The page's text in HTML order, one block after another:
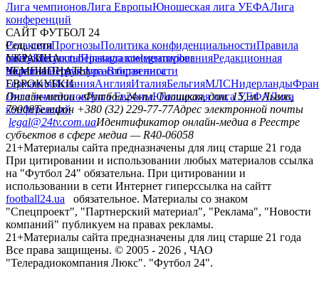
Лига чемпионовЛига ЕвропыЮношеская лига УЕФАЛига
конференций
САЙТ ФУТБОЛ 24
РедакцияПрогнозыПолитика конфиденциальностиПравила
сайтуКонтактыПравила комментированияРедакционная
политикаСтруктура собственности
Соц. сети
facebookxyoutubeinstagramtelegramviber
УКРАИНА
УкраинаПервая лигаВторая лига
ЧЕМПИОНАТЫ
ГерманияИспанияАнглияИталияБельгияМЛСНидерланды
ЕВРОКУБКИ
Лига чемпионовЛига ЕвропыЮношеская лига УЕФАЛига
конференций
Онлайн-медиа «Футбол 24»пл. Галицкая, дом. 15, м. Львов,
79008Телефон +380 (32) 229-77-77Адрес электронной почты
legal@24tv.com.uaИдентификатор онлайн-медиа в Реестре
субъектов в сфере медиа — R40-06058
21+Материалы сайта предназначены для лиц старше 21 года
При цитировании и использовании любых материалов ссылка
на "Футбол 24" обязательна. При цитировании и
использовании в сети Интернет гиперссылка на сайтт
football24.ua
обязательное. Материалы со знаком
"Спецпроект", "Партнерский материал", "Реклама", "Новости
компаний" публикуем на правах рекламы.
21+Материалы сайта предназначены для лиц старше 21 года
Все права защищены. © 2005 - 2026 , ЧАО
"Телерадиокомпания Люкс". "Футбол 24".